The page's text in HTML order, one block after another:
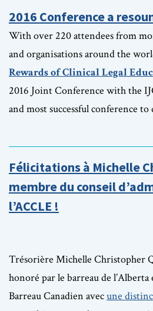
2016 Conference a
With over 220 attendees from
and organisations around the
Rewards of Clinical Legal
2016 Joint Conference with the
and most successful conference to
Félicitations à Michelle
membre du conseil
l’ACCLE !
Trésorière Michelle Christopher
honoré par le barreau de l’Alberta
Barreau Canadien avecune